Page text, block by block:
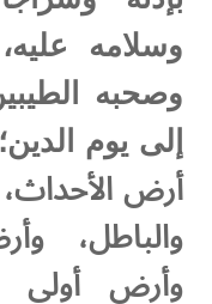
وسلامه
وصحبه
إلى يوم الدين؛
أرض
والباطل،
وأرض أولى